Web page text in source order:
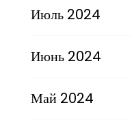
Июль 2024
Июнь 2024
Май 2024